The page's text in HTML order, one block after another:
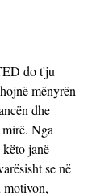
do t'ju
mënyrën
dhe
Nga
janë
se në
motivon,